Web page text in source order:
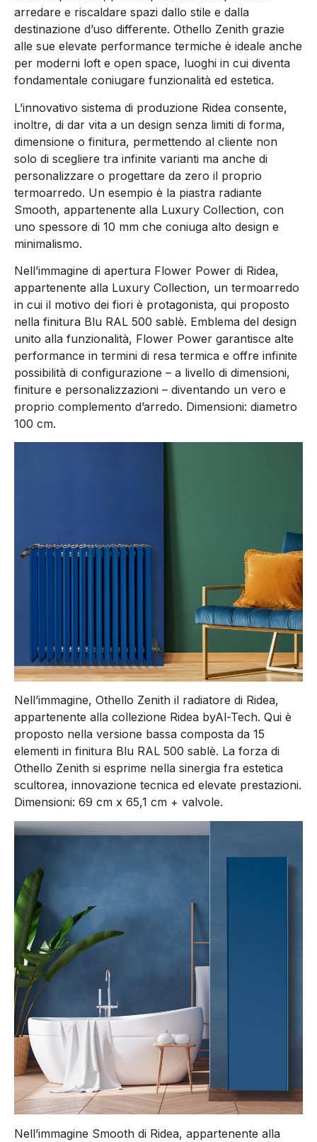
arredare e riscaldare spazi dallo stile e dalla
destinazione d’uso differente. Othello Zenith grazie
alle sue elevate performance termiche è ideale anche
per moderni loft e open space, luoghi in cui diventa
fondamentale coniugare funzionalità ed estetica.
L’innovativo sistema di produzione Ridea consente,
inoltre, di dar vita a un design senza limiti di forma,
dimensione o finitura, permettendo al cliente non
solo di scegliere tra infinite varianti ma anche di
personalizzare o progettare da zero il proprio
termoarredo. Un esempio è la piastra radiante
Smooth, appartenente alla Luxury Collection, con
uno spessore di 10 mm che coniuga alto design e
minimalismo.
Nell’immagine di apertura Flower Power di Ridea,
appartenente alla Luxury Collection, un termoarredo
in cui il motivo dei fiori è protagonista, qui proposto
nella finitura Blu RAL 500 sablè. Emblema del design
unito alla funzionalità, Flower Power garantisce alte
performance in termini di resa termica e offre infinite
possibilità di configurazione – a livello di dimensioni,
finiture e personalizzazioni – diventando un vero e
proprio complemento d’arredo. Dimensioni: diametro
100 cm.
Nell’immagine, Othello Zenith il radiatore di Ridea,
appartenente alla collezione Ridea byAl-Tech. Qui è
proposto nella versione bassa composta da 15
elementi in finitura Blu RAL 500 sablè. La forza di
Othello Zenith si esprime nella sinergia fra estetica
scultorea, innovazione tecnica ed elevate prestazioni.
Dimensioni: 69 cm x 65,1 cm + valvole.
Nell’immagine Smooth di Ridea, appartenente alla